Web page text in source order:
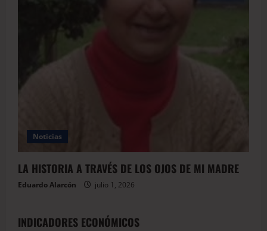
Noticias
LA HISTORIA A TRAVÉS DE LOS OJOS DE MI MADRE
Eduardo Alarcón julio 1, 2026
INDICADORES ECONÓMICOS